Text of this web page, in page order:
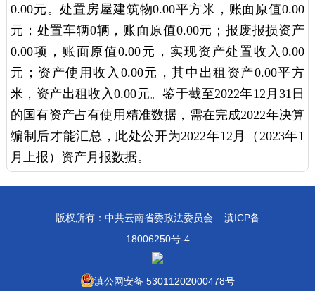
0.00元。处置房屋建筑物0.00平方米，账面原值0.00
元；处置车辆0辆，账面原值0.00元；报废报损资产
0.00项，账面原值0.00元，实现资产处置收入0.00
元；资产使用收入0.00元，其中出租资产0.00平方
米，资产出租收入0.00元。鉴于截至2022年12月31日
的国有资产占有使用精准数据，需在完成2022年决算
编制后才能汇总，此处公开为2022年12月（2023年1
月上报）资产月报数据。
版权所有：中共云南省委政法委员会 滇ICP备
18006250号-4
滇公网安备 53011202000478号